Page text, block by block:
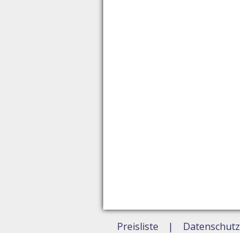
Preisliste Datenschutz